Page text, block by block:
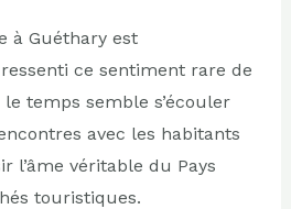
à Guéthary est
ce sentiment rare de
temps semble s’écouler
avec les habitants
l’âme véritable du Pays
touristiques.